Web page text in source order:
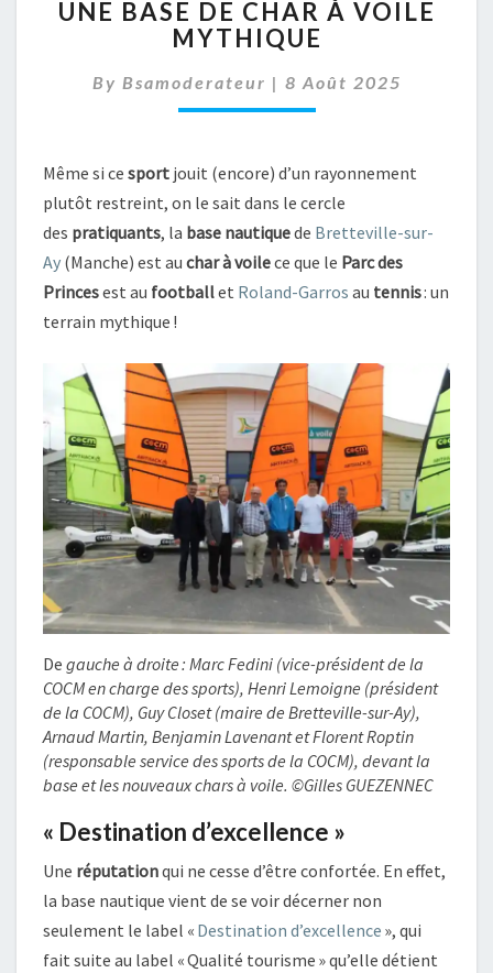
BASE
DE
À
VOILE
UNE BASE DE CHAR À VOILE
MYTHIQUE
By Bsamoderateur | 8 Août 2025
Même si ce sport jouit (encore) d’un rayonnement
plutôt restreint, on le sait dans le cercle
des pratiquants, la base nautiquede Bretteville-sur-
Ay (Manche) est au char à voilece que le Parc des
Princesest au footballet Roland-Garros au tennis: un
terrain mythique !
De gauche à droite : Marc Fedini (vice-président de la
COCM en charge des sports), Henri Lemoigne (président
de la COCM), Guy Closet (maire de Bretteville-sur-Ay),
Arnaud Martin, Benjamin Lavenant et Florent Roptin
(responsable service des sports de la COCM), devant la
base et les nouveaux chars à voile. ©Gilles GUEZENNEC
« Destination d’excellence »
Une réputationqui ne cesse d’être confortée. En effet,
la base nautique vient de se voir décerner non
seulement le label « Destination d’excellence », qui
fait suite au label « Qualité tourisme » qu’elle détient